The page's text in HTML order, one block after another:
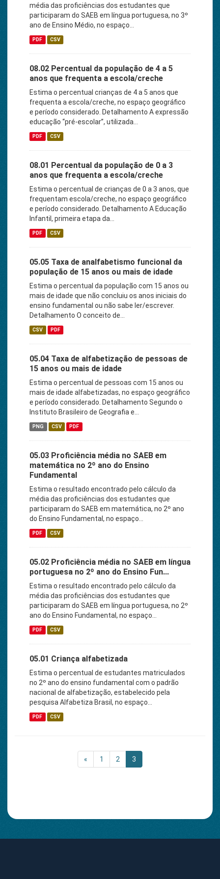
média das proficiências dos estudantes que
participaram do SAEB em língua portuguesa, no 3º
ano de Ensino Médio, no espaço...
PDF CSV
08.02 Percentual da população de 4 a 5
anos que frequenta a escola/creche
Estima o percentual crianças de 4 a 5 anos que
frequenta a escola/creche, no espaço geográfico
e período considerado. Detalhamento A expressão
educação “pré-escolar”, utilizada...
PDF CSV
08.01 Percentual da população de 0 a 3
anos que frequenta a escola/creche
Estima o percentual de crianças de 0 a 3 anos, que
frequentam escola/creche, no espaço geográfico
e período considerado. Detalhamento A Educação
Infantil, primeira etapa da...
PDF CSV
05.05 Taxa de analfabetismo funcional da
população de 15 anos ou mais de idade
Estima o percentual da população com 15 anos ou
mais de idade que não concluiu os anos iniciais do
ensino fundamental ou não sabe ler/escrever.
Detalhamento O conceito de...
CSV PDF
05.04 Taxa de alfabetização de pessoas de
15 anos ou mais de idade
Estima o percentual de pessoas com 15 anos ou
mais de idade alfabetizadas, no espaço geográfico
e período considerado. Detalhamento Segundo o
Instituto Brasileiro de Geografia e...
PNG CSV PDF
05.03 Proficiência média no SAEB em
matemática no 2º ano do Ensino
Fundamental
Estima o resultado encontrado pelo cálculo da
média das proficiências dos estudantes que
participaram do SAEB em matemática, no 2º ano
do Ensino Fundamental, no espaço...
PDF CSV
05.02 Proficiência média no SAEB em língua
portuguesa no 2º ano do Ensino Fun...
Estima o resultado encontrado pelo cálculo da
média das proficiências dos estudantes que
participaram do SAEB em língua portuguesa, no 2º
ano do Ensino Fundamental, no espaço...
PDF CSV
05.01 Criança alfabetizada
Estima o percentual de estudantes matriculados
no 2º ano do ensino fundamental com o padrão
nacional de alfabetização, estabelecido pela
pesquisa Alfabetiza Brasil, no espaço...
PDF CSV
« 1 2 3